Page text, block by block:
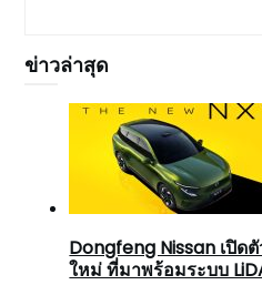
ข่าวล่าสุด
Dongfeng Nissan เปิด
ใหม่ ที่มาพร้อมระบบ